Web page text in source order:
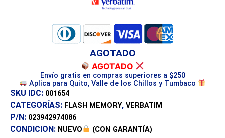
AGOTADO
AGOTADO
Envío gratis en compras superiores a $250
Aplica para Quito, Valle de los Chillos y Tumbaco
SKU IDC: 001654
CATEGORÍAS: FLASH MEMORY, VERBATIM
P/N: 023942974086
CONDICION: NUEVO (CON GARANTÍA)